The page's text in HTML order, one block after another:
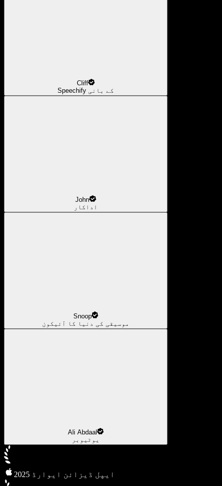
Cliff
Speechify کے بانی
John
اداکار
Snoop
موسیقی کی دنیا کا آئیکون
Ali Abdaal
یوٹیوبر
2025 ایپل ڈیزائن ایوارڈ